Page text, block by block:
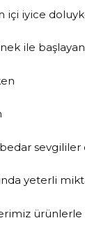
içi iyice
ile
sevgililer
yeterli